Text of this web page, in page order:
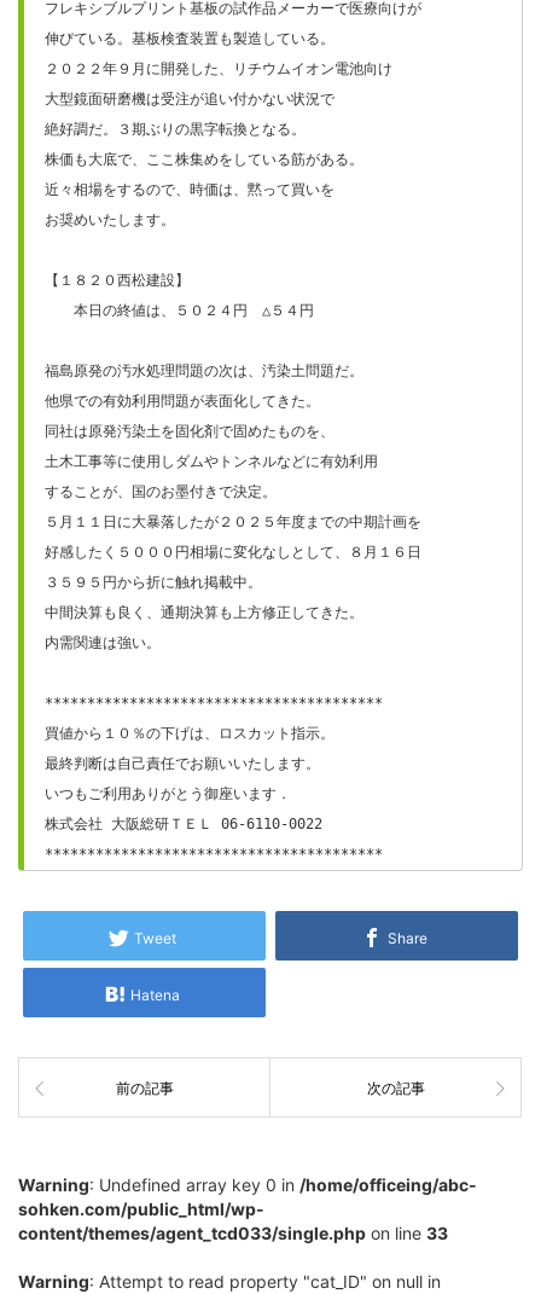
フレキシブルプリント基板の試作品メーカーで医療向けが
伸びている。基板検査装置も製造している。
２０２２年９月に開発した、リチウムイオン電池向け
大型鏡面研磨機は受注が追い付かない状況で
絶好調だ。３期ぶりの黒字転換となる。
株価も大底で、ここ株集めをしている筋がある。
近々相場をするので、時価は、黙って買いを
お奨めいたします。
【１８２０西松建設】
本日の終値は、５０２４円　△５４円
福島原発の汚水処理問題の次は、汚染土問題だ。
他県での有効利用問題が表面化してきた。
同社は原発汚染土を固化剤で固めたものを、
土木工事等に使用しダムやトンネルなどに有効利用
することが、国のお墨付きで決定。
５月１１日に大暴落したが２０２５年度までの中期計画を
好感したく５０００円相場に変化なしとして、８月１６日
３５９５円から折に触れ掲載中。
中間決算も良く、通期決算も上方修正してきた。
内需関連は強い。
****************************************
買値から１０％の下げは、ロスカット指示。
最終判断は自己責任でお願いいたします。
いつもご利用ありがとう御座います．
株式会社 大阪総研ＴＥＬ 06-6110-0022
****************************************
Tweet Share
Hatena
前の記事 次の記事
Warning: Undefined array key 0 in /home/officeing/abc-
sohken.com/public_html/wp-
content/themes/agent_tcd033/single.php on line 33
Warning: Attempt to read property "cat_ID" on null in